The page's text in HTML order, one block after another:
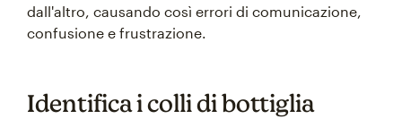
dall'altro, causando così errori di comunicazione,
confusione e frustrazione.
Identifica i colli di bottiglia